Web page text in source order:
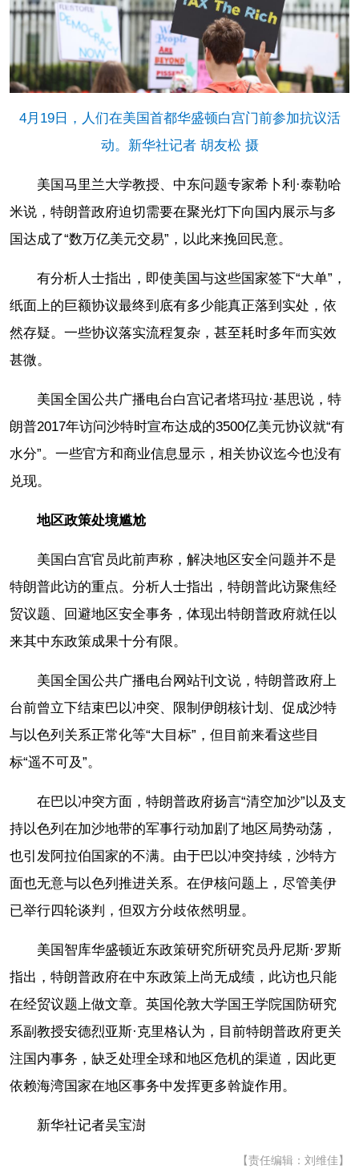
4月19日，人们在美国首都华盛顿白宫门前参加抗议活
动。新华社记者 胡友松 摄
美国马里兰大学教授、中东问题专家希卜利·泰勒哈
米说，特朗普政府迫切需要在聚光灯下向国内展示与多
国达成了“数万亿美元交易”，以此来挽回民意。
有分析人士指出，即使美国与这些国家签下“大单”，
纸面上的巨额协议最终到底有多少能真正落到实处，依
然存疑。一些协议落实流程复杂，甚至耗时多年而实效
甚微。
美国全国公共广播电台白宫记者塔玛拉·基思说，特
朗普2017年访问沙特时宣布达成的3500亿美元协议就“有
水分”。一些官方和商业信息显示，相关协议迄今也没有
兑现。
地区政策处境尴尬
美国白宫官员此前声称，解决地区安全问题并不是
特朗普此访的重点。分析人士指出，特朗普此访聚焦经
贸议题、回避地区安全事务，体现出特朗普政府就任以
来其中东政策成果十分有限。
美国全国公共广播电台网站刊文说，特朗普政府上
台前曾立下结束巴以冲突、限制伊朗核计划、促成沙特
与以色列关系正常化等“大目标”，但目前来看这些目
标“遥不可及”。
在巴以冲突方面，特朗普政府扬言“清空加沙”以及支
持以色列在加沙地带的军事行动加剧了地区局势动荡，
也引发阿拉伯国家的不满。由于巴以冲突持续，沙特方
面也无意与以色列推进关系。在伊核问题上，尽管美伊
已举行四轮谈判，但双方分歧依然明显。
美国智库华盛顿近东政策研究所研究员丹尼斯·罗斯
指出，特朗普政府在中东政策上尚无成绩，此访也只能
在经贸议题上做文章。英国伦敦大学国王学院国防研究
系副教授安德烈亚斯·克里格认为，目前特朗普政府更关
注国内事务，缺乏处理全球和地区危机的渠道，因此更
依赖海湾国家在地区事务中发挥更多斡旋作用。
新华社记者吴宝澍
【责任编辑：刘维佳】